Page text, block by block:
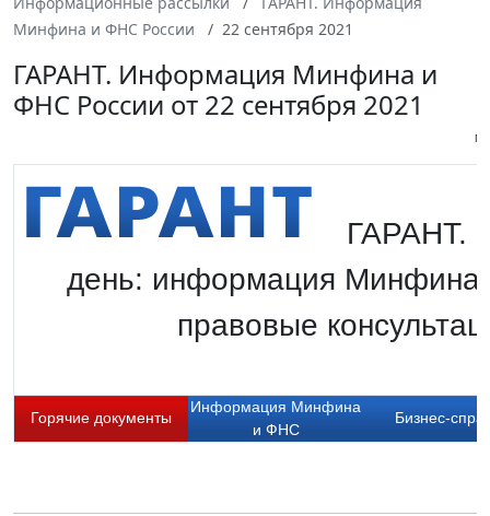
Минфина и ФНС России
22 сентября 2021
ГАРАНТ. Информация Минфина и
ФНС России от 22 сентября 2021
ГАРАНТ.
день: информация Минфина
правовые
Горячие документы
Информация Минфина
и ФНС
Бизнес-